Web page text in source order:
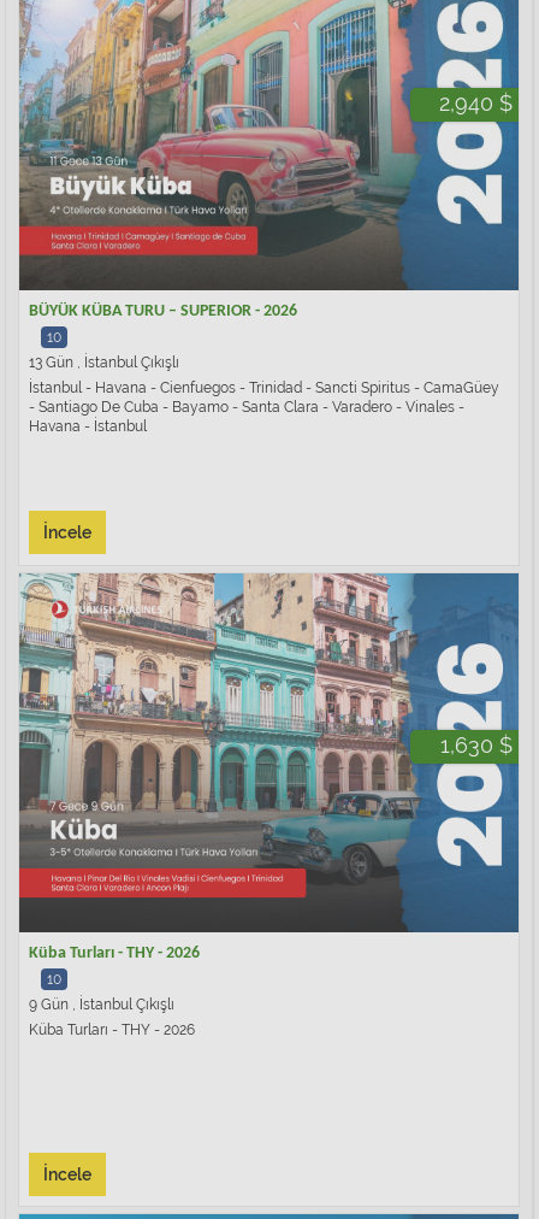
2,940 $
BÜYÜK KÜBA TURU – SUPERIOR - 2026
10
13 Gün , İstanbul Çıkışlı
İstanbul - Havana - Cienfuegos - Trinidad - Sancti Spiritus - CamaGüey
- Santiago De Cuba - Bayamo - Santa Clara - Varadero - Vinales -
Havana - İstanbul
İncele
1,630 $
Küba Turları - THY - 2026
10
9 Gün , İstanbul Çıkışlı
Küba Turları - THY - 2026
İncele